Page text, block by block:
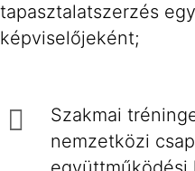
tapasztalatszerzés
képviselőjeként;
Szakmai
nemzetközi